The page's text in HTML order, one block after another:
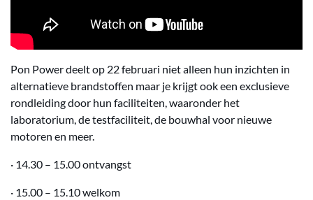
Pon Power deelt op 22 februari niet alleen hun inzichten in
alternatieve brandstoffen maar je krijgt ook een exclusieve
rondleiding door hun faciliteiten, waaronder het
laboratorium, de testfaciliteit, de bouwhal voor nieuwe
motoren en meer.
· 14.30 – 15.00 ontvangst
· 15.00 – 15.10 welkom